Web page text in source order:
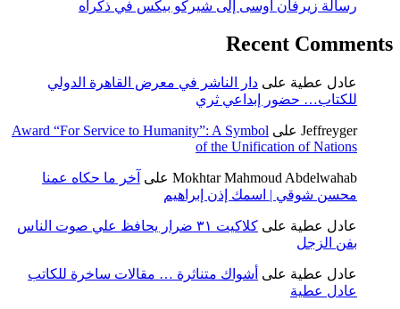
رسالة زيرفان أوسى إلى شيركو بيكس في ذكراه
Recent Comments
عادل عطية على دار الناشر في معرض القاهرة الدولي
للكتاب… حضور إبداعي ثري
Jeffreyger على Award “For Service to Humanity”: A Symbol
of the Unification of Nations
Mokhtar Mahmoud Abdelwahab على آخر ما حكاه عمنا
محسن شوقي | اسمك إذن إبراهيم
عادل عطية على
كلاكيت ٣١ ضرار يحافظ علي صوت الناس
بفن الزجل
عادل عطية على أشواك متناثرة … مقالات ساخرة للكاتب
عادل عطية